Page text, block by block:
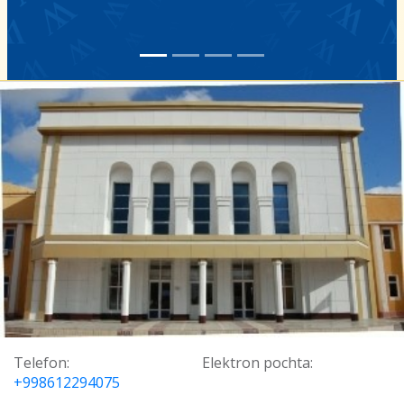
Telefon:
+998612294075
Elektron pochta: